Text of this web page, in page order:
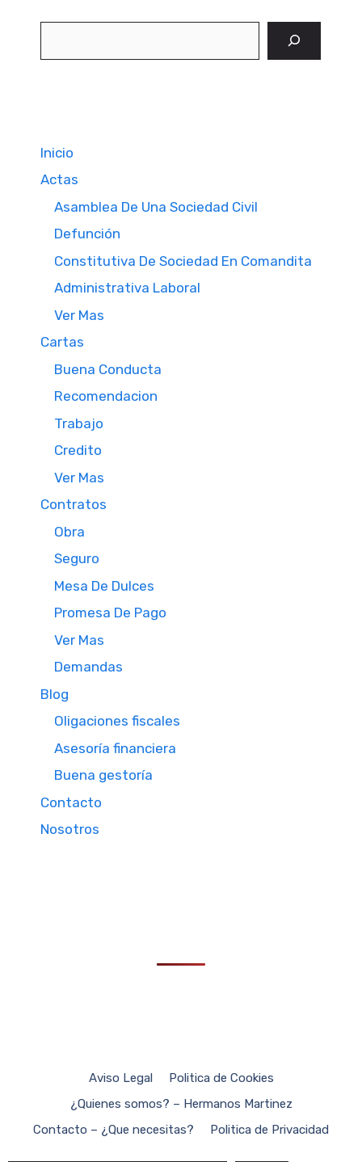
Inicio
Actas
Asamblea De Una Sociedad Civil
Defunción
Constitutiva De Sociedad En Comandita
Administrativa Laboral
Ver Mas
Cartas
Buena Conducta
Recomendacion
Trabajo
Credito
Ver Mas
Contratos
Obra
Seguro
Mesa De Dulces
Promesa De Pago
Ver Mas
Demandas
Blog
Oligaciones fiscales
Asesoría financiera
Buena gestoría
Contacto
Nosotros
Aviso Legal
Politica de Cookies
¿Quienes somos? – Hermanos Martinez
Contacto – ¿Que necesitas?
Politica de Privacidad